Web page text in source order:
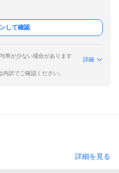
して確認
率が少ない場合があります
詳細
訳でご確認ください。
詳細を見る